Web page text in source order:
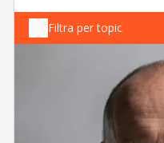
Filtra per topic